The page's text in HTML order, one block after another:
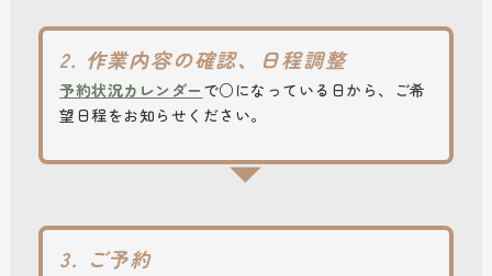
2. 作業内容の確認、日程調整
予約状況カレンダー で○になっている日から、ご希
望日程をお知らせください。
3. ご予約